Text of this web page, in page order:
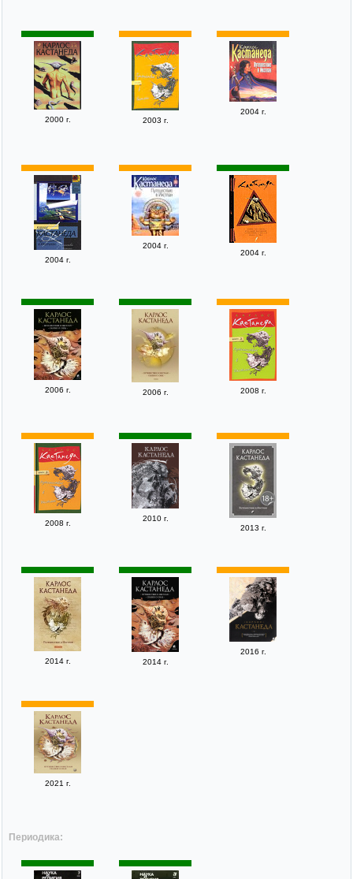
2000 г. 2003 г.
2004 г.
2004 г.
2004 г.
2004 г.
2006 г. 2006 г. 2008 г.
2008 г.
2010 г.
2013 г.
2014 г. 2014 г.
2016 г.
2021 г.
Периодика: